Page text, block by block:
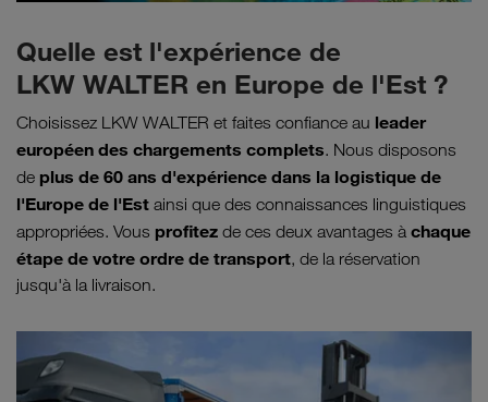
Quelle est l'expérience de
LKW WALTER en Europe de l'Est ?
Choisissez LKW WALTER et faites confiance au leader
européen des chargements complets. Nous disposons
de plus de 60 ans d'expérience dans la logistique de
l'Europe de l'Est ainsi que des connaissances linguistiques
appropriées. Vous profitez de ces deux avantages à chaque
étape de votre ordre de transport, de la réservation
jusqu'à la livraison.